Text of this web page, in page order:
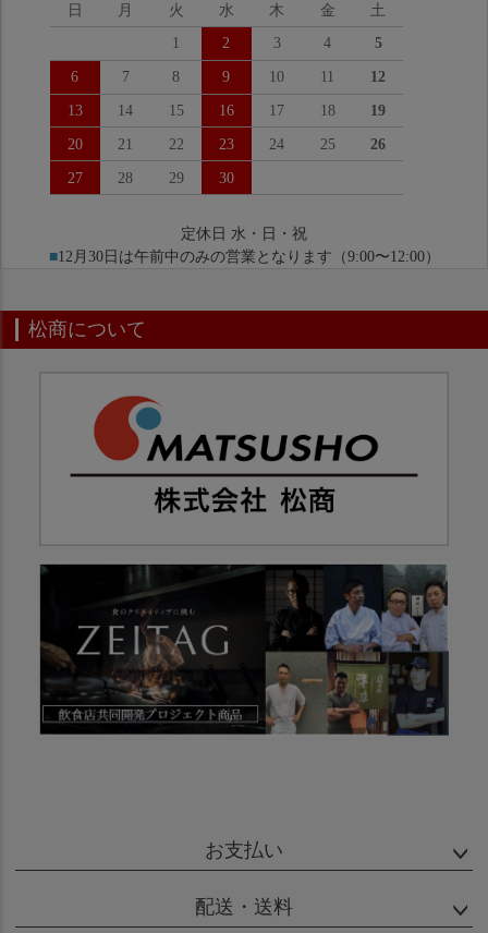
日 月 火 水 木 金 土
1 2 3 4 5
6 7 8 9 10 11 12
13 14 15 16 17 18 19
20 21 22 23 24 25 26
27 28 29 30
定休日 水・日・祝
■12月30日は午前中のみの営業となります（9:00〜12:00）
松商について
お支払い
配送・送料